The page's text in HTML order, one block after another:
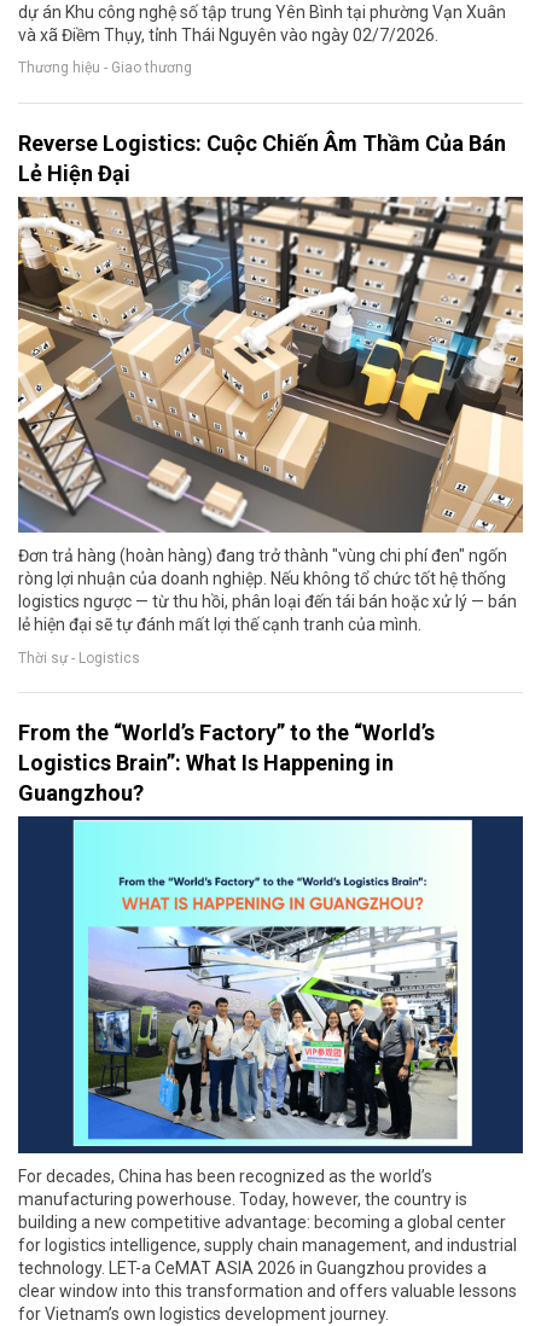
dự án Khu công nghệ số tập trung Yên Bình tại phường Vạn Xuân
và xã Điềm Thụy, tỉnh Thái Nguyên vào ngày 02/7/2026.
Thương hiệu - Giao thương
Reverse Logistics: Cuộc Chiến Âm Thầm Của Bán
Lẻ Hiện Đại
Đơn trả hàng (hoàn hàng) đang trở thành "vùng chi phí đen" ngốn
ròng lợi nhuận của doanh nghiệp. Nếu không tổ chức tốt hệ thống
logistics ngược — từ thu hồi, phân loại đến tái bán hoặc xử lý — bán
lẻ hiện đại sẽ tự đánh mất lợi thế cạnh tranh của mình.
Thời sự - Logistics
From the “World’s Factory” to the “World’s
Logistics Brain”: What Is Happening in
Guangzhou?
For decades, China has been recognized as the world’s
manufacturing powerhouse. Today, however, the country is
building a new competitive advantage: becoming a global center
for logistics intelligence, supply chain management, and industrial
technology. LET-a CeMAT ASIA 2026 in Guangzhou provides a
clear window into this transformation and offers valuable lessons
for Vietnam’s own logistics development journey.